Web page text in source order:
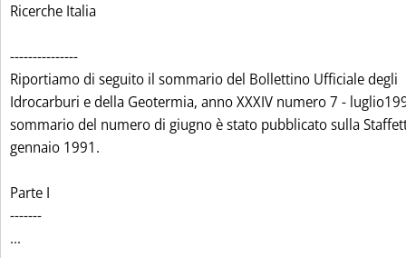
Ricerche Italia
---------------
Riportiamo di seguito il sommario del Bollettino Ufficiale degli
Idrocarburi e della Geotermia, anno XXXIV numero 7 -
sommario del numero di giugno è stato pubblicato sulla
gennaio 1991.
Parte I
-------
...